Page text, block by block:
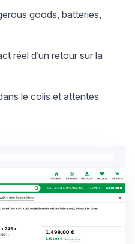
goods, batteries,
réel d’un retour sur la
le colis et attentes